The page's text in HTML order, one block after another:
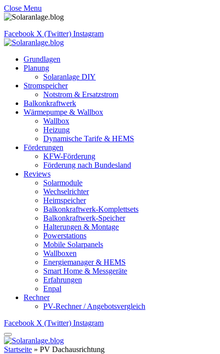
Close Menu
Facebook X (Twitter) Instagram
Grundlagen
Planung
Solaranlage DIY
Stromspeicher
Notstrom & Ersatzstrom
Balkonkraftwerk
Wärmepumpe & Wallbox
Wallbox
Heizung
Dynamische Tarife & HEMS
Förderungen
KFW-Förderung
Förderung nach Bundesland
Reviews
Solarmodule
Wechselrichter
Heimspeicher
Balkonkraftwerk-Komplettsets
Balkonkraftwerk-Speicher
Halterungen & Montage
Powerstations
Mobile Solarpanels
Wallboxen
Energiemanager & HEMS
Smart Home & Messgeräte
Erfahrungen
Enpal
Rechner
PV-Rechner / Angebotsvergleich
Facebook X (Twitter) Instagram
Startseite » PV Dachausrichtung